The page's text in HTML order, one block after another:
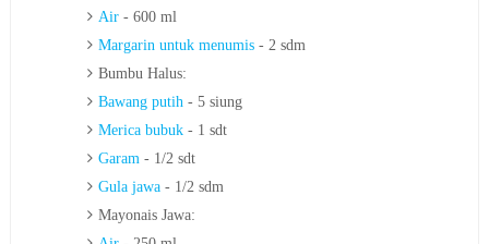
Air - 600 ml
Margarin untuk menumis- 2 sdm
Bumbu Halus:
Bawang putih- 5 siung
Merica bubuk - 1 sdt
Garam - 1/2 sdt
Gula jawa- 1/2 sdm
Mayonais Jawa: